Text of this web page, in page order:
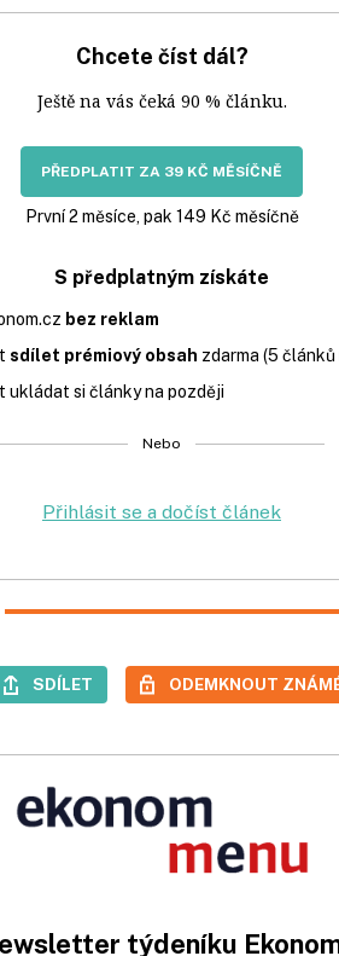
Chcete číst dál?
Ještě na vás čeká 90 % článku.
PŘEDPLATIT ZA 39 KČ MĚSÍČNĚ
První 2 měsíce, pak 149 Kč měsíčně
S předplatným získáte
bez reklam
sdílet prémiový obsah zdarma (5 článků
ukládat si články na později
Nebo
Přihlásit se a dočíst článek
SDÍLET ODEMKNOUT
týdeníku